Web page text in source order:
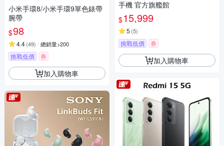
小米手環8/小米手環9單色錶帶
腕帶
$98
4.4(49) 總銷量>200
挑戰低價 券
加入購物車
手機 官方旗艦館
$15,999
5 (5)
挑戰低價 券
加入購物車